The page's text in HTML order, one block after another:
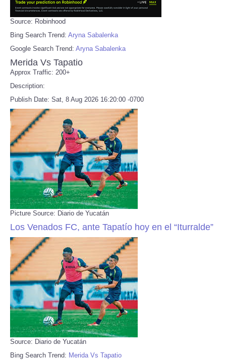
Source: Robinhood
Bing Search Trend: Aryna Sabalenka
Google Search Trend: Aryna Sabalenka
Merida Vs Tapatio
Approx Traffic: 200+
Description:
Publish Date: Sat, 8 Aug 2026 16:20:00 -0700
Picture Source: Diario de Yucatán
Los Venados FC, ante Tapatío hoy en el “Iturralde”
Source: Diario de Yucatán
Bing Search Trend: Merida Vs Tapatio